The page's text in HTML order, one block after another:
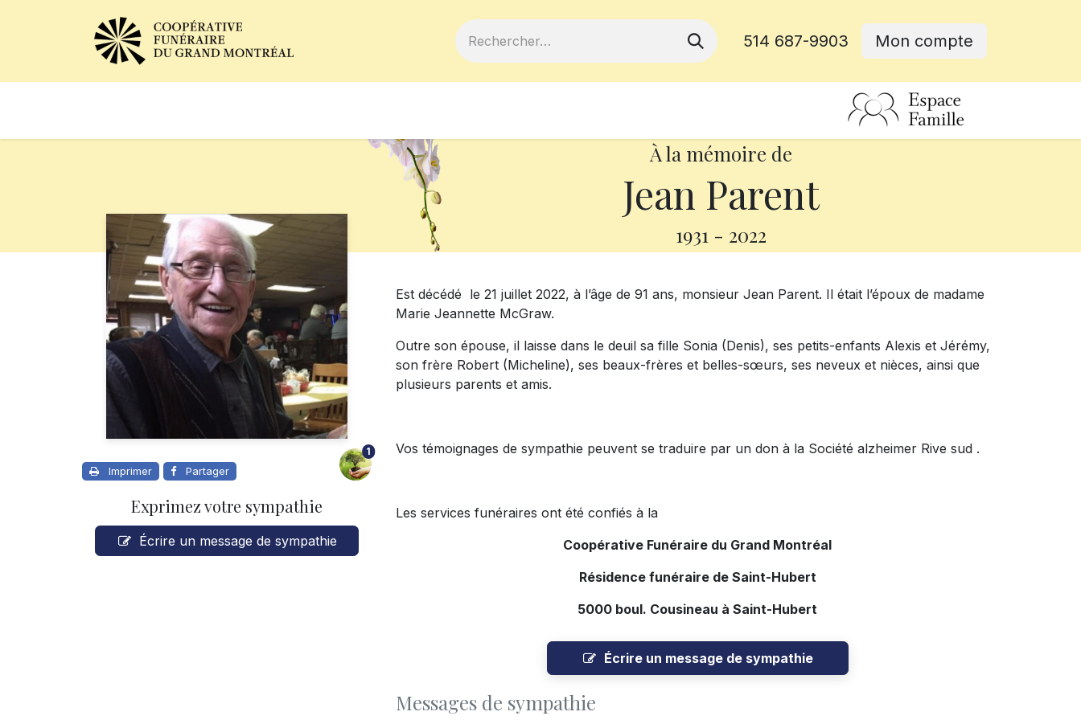
514 687-9903 Mon compte
À la mémoire de
Jean Parent
1931 - 2022
Imprimer Partager
1
Exprimez votre sympathie
Écrire un message de sympathie
Est décédé le 21 juillet 2022, à l’âge de 91 ans, monsieur Jean Parent. Il était l’époux de madame
Marie Jeannette McGraw.
Outre son épouse, il laisse dans le deuil sa fille Sonia (Denis), ses petits-enfants Alexis et Jérémy,
son frère Robert (Micheline), ses beaux-frères et belles-sœurs, ses neveux et nièces, ainsi que
plusieurs parents et amis.
Vos témoignages de sympathie peuvent se traduire par un don à la Société alzheimer Rive sud .
Les services funéraires ont été confiés à la
Coopérative Funéraire du Grand Montréal
Résidence funéraire de Saint-Hubert
5000 boul. Cousineau à Saint-Hubert
Écrire un message de sympathie
Messages de sympathie